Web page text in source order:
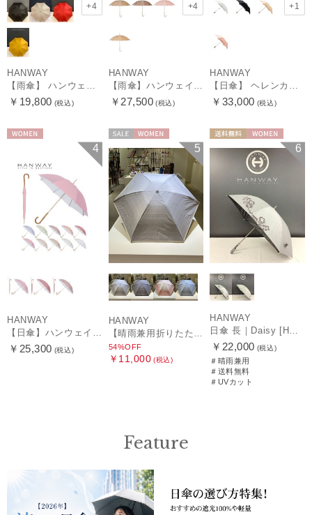
+4
HANWAY
【雨傘】 ハンウェイ （HANWAY） Couturier クチュリエ 長傘 日本製
￥19,800 (税込)
+4
HANWAY
【雨傘】ハンウェイ （HANWAY ）真田耳（サナダミミ）長傘 日本製 カーボン骨
￥27,500 (税込)
+1
HANWAY
【日傘】 ヘレンカミンスキー（HELEN KAMINSKI） X ハンウェイ (HANWAY) コラボ プロヴァンスタイプ 麻無地 ラフィアコード 折りたたみ傘 曲がり手元 純パラソル
￥33,000 (税込)
4
HANWAY
￥25,300 (税込)
5
HANWAY
54%OFF
￥11,000 (税込)
6
HANWAY
￥22,000 (税込)
＃晴雨兼用
＃送料無料
＃UVカット
Feature